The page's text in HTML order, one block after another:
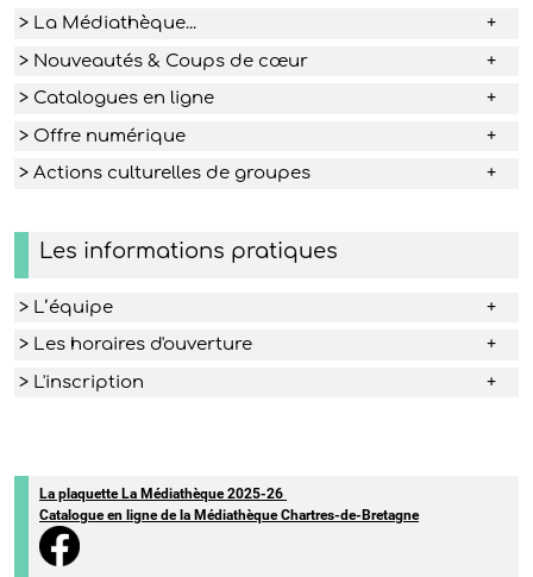
> La Médiathèque...
> Nouveautés & Coups de cœur
> Catalogues en ligne
> Offre numérique
> Actions culturelles de groupes
Les informations pratiques
> L’équipe
> Les horaires d'ouverture
> L'inscription
La plaquette La Médiathèque 2025-26
Catalogue en ligne de la Médiathèque Chartres-de-Bretagne